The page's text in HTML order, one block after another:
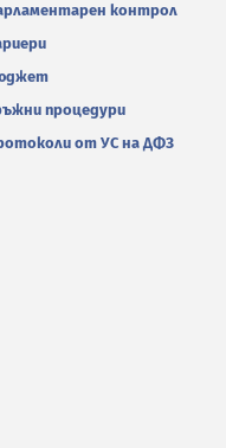
контрол
процедури
от УС на ДФЗ